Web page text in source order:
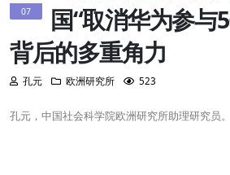
07
国“取消华为参与
背后的多重角力
孔元 欧洲研究所 523
孔元，中国社会科学院欧洲研究所助理研究员。